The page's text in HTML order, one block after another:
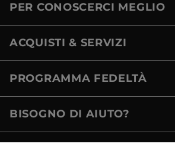
PER CONOSCERCI MEGLIO
ACQUISTI & SERVIZI
PROGRAMMA FEDELTÀ
BISOGNO DI AIUTO?